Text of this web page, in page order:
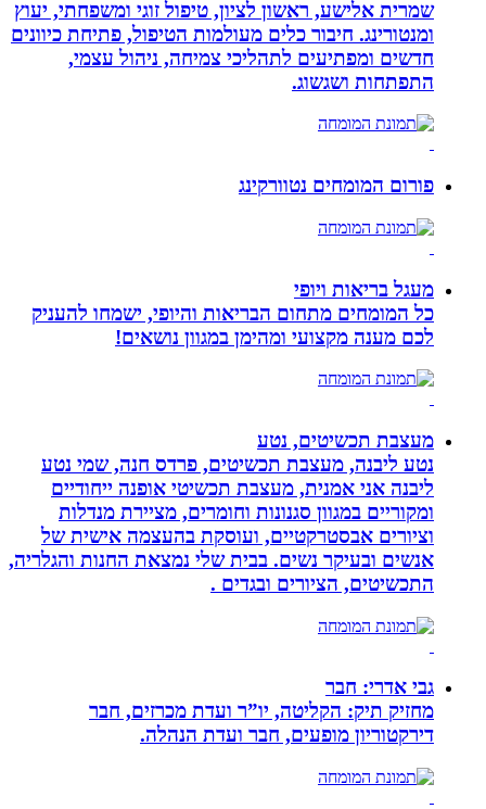
שמרית אלישע, ראשון לציון, טיפול זוגי ומשפחתי, יעוץ
ומנטורינג. חיבור כלים מעולמות הטיפול, פתיחת כיוונים
חדשים ומפתיעים לתהליכי צמיחה, ניהול עצמי,
התפתחות ושגשוג.
פורום המומחים נטוורקינג
מעגל בריאות ויופי
כל המומחים מתחום הבריאות והיופי, ישמחו להעניק
לכם מענה מקצועי ומהימן במגוון נושאים!
מעצבת תכשיטים, נטע
נטע ליבנה, מעצבת תכשיטים, פרדס חנה, שמי נטע
ליבנה אני אמנית, מעצבת תכשיטי אופנה ייחודיים
ומקוריים במגוון סגנונות וחומרים, מציירת מנדלות
וציורים אבסטרקטיים, ועוסקת בהעצמה אישית של
אנשים ובעיקר נשים. בבית שלי נמצאת החנות והגלריה,
התכשיטים, הציורים ובגדים .
גבי אדרי: חבר
מחזיק תיק: הקליטה, יו”ר ועדת מכרזים, חבר
דירקטוריון מופעים, חבר ועדת הנהלה.